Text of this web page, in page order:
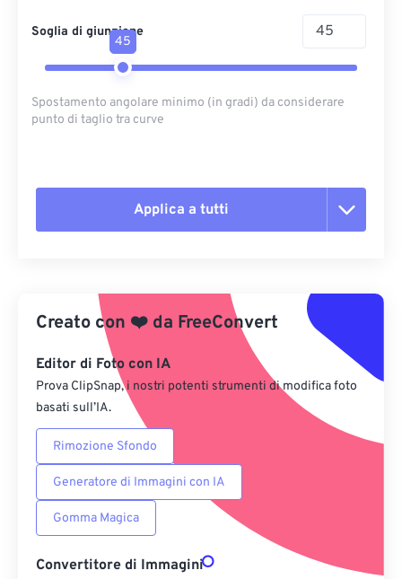
Soglia di giunzione
45
Spostamento angolare minimo (in gradi) da considerare
punto di taglio tra curve
Applica a tutti
Applica da preimpostazione
Salva come predefinito
Creato con ❤️ da FreeConvert
Editor di Foto con IA
Prova ClipSnap, i nostri potenti strumenti di modifica foto
basati sull’IA.
Rimozione Sfondo
Generatore di Immagini con IA
Gomma Magica
Convertitore di Immagini